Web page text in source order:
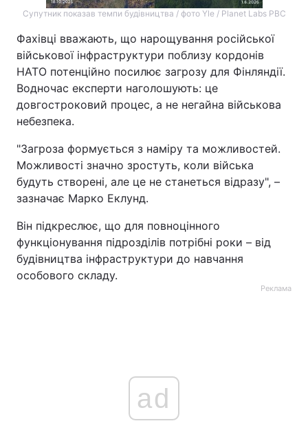
Супутник показав темпи будівництва / фото Yle / Planet Labs PBC
Фахівці вважають, що нарощування російської
військової інфраструктури поблизу кордонів
НАТО потенційно посилює загрозу для Фінляндії.
Водночас експерти наголошують: це
довгостроковий процес, а не негайна військова
небезпека.
"Загроза формується з наміру та можливостей.
Можливості значно зростуть, коли війська
будуть створені, але це не станеться відразу", –
зазначає Марко Еклунд.
Він підкреслює, що для повноцінного
функціонування підрозділів потрібні роки – від
будівництва інфраструктури до навчання
особового складу.
Реклама
ad